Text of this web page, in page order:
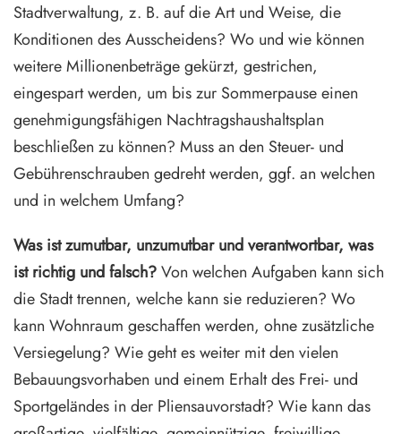
Stadtverwaltung, z. B. auf die Art und Weise, die
Konditionen des Ausscheidens? Wo und wie können
weitere Millionenbeträge gekürzt, gestrichen,
eingespart werden, um bis zur Sommerpause einen
genehmigungsfähigen Nachtragshaushaltsplan
beschließen zu können? Muss an den Steuer- und
Gebührenschrauben gedreht werden, ggf. an welchen
und in welchem Umfang?
Was ist zumutbar, unzumutbar und verantwortbar, was
ist richtig und falsch?Von welchen Aufgaben kann sich
die Stadt trennen, welche kann sie reduzieren? Wo
kann Wohnraum geschaffen werden, ohne zusätzliche
Versiegelung? Wie geht es weiter mit den vielen
Bebauungsvorhaben und einem Erhalt des Frei- und
Sportgeländes in der Pliensauvorstadt? Wie kann das